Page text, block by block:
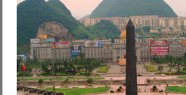
Password
Remember Me